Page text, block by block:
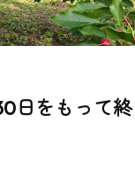
日をもって終